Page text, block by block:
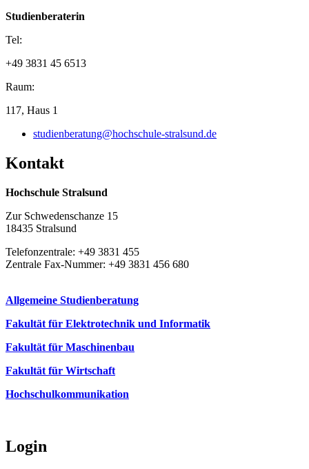
Studienberaterin
Tel:
+49 3831 45 6513
Raum:
117, Haus 1
studienberatung@hochschule-stralsund.de
Kon­takt
Hochschule Stralsund
Zur Schwedenschanze 15
18435 Stralsund
Telefonzentrale: +49 3831 455
Zentrale Fax-Nummer: +49 3831 456 680
Allgemeine Studienberatung
Fakultät für Elektrotechnik und Informatik
Fakultät für Maschinenbau
Fakultät für Wirtschaft
Hochschulkommunikation
Login